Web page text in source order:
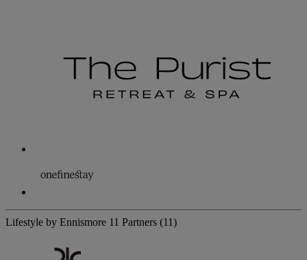
Lifestyle by Ennismore 11 Partners (11)